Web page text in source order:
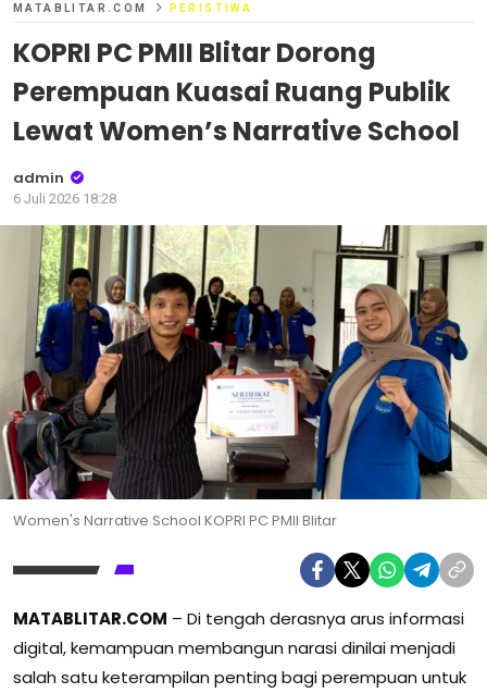
MATABLITAR.COM PERISTIWA
KOPRI PC PMII Blitar Dorong
Perempuan Kuasai Ruang Publik
Lewat Women’s Narrative School
admin
6 Juli 2026 18:28
Women's Narrative School KOPRI PC PMII Blitar
MATABLITAR.COM – Di tengah derasnya arus informasi
digital, kemampuan membangun narasi dinilai menjadi
salah satu keterampilan penting bagi perempuan untuk